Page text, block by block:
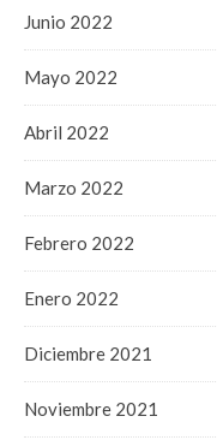
Junio 2022
Mayo 2022
Abril 2022
Marzo 2022
Febrero 2022
Enero 2022
Diciembre 2021
Noviembre 2021